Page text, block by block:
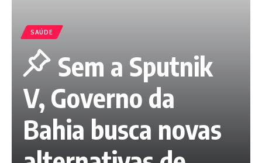
SAÚDE
Sem a Sputnik
V, Governo da
Bahia busca novas